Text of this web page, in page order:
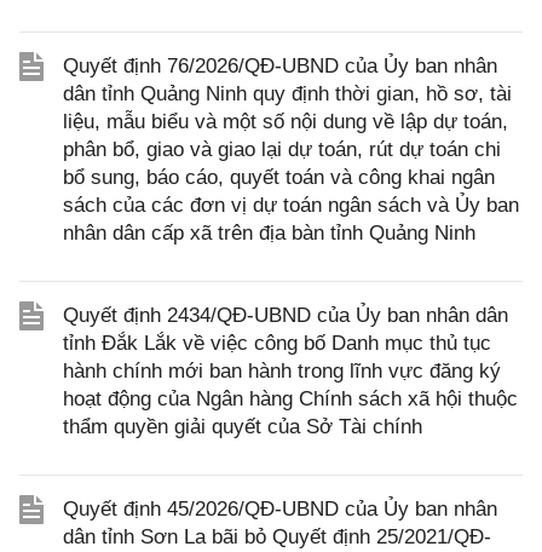
Quyết định 76/2026/QĐ-UBND của Ủy ban nhân
dân tỉnh Quảng Ninh quy định thời gian, hồ sơ, tài
liệu, mẫu biểu và một số nội dung về lập dự toán,
phân bổ, giao và giao lại dự toán, rút dự toán chi
bổ sung, báo cáo, quyết toán và công khai ngân
sách của các đơn vị dự toán ngân sách và Ủy ban
nhân dân cấp xã trên địa bàn tỉnh Quảng Ninh
Quyết định 2434/QĐ-UBND của Ủy ban nhân dân
tỉnh Đắk Lắk về việc công bố Danh mục thủ tục
hành chính mới ban hành trong lĩnh vực đăng ký
hoạt động của Ngân hàng Chính sách xã hội thuộc
thẩm quyền giải quyết của Sở Tài chính
Quyết định 45/2026/QĐ-UBND của Ủy ban nhân
dân tỉnh Sơn La bãi bỏ Quyết định 25/2021/QĐ-